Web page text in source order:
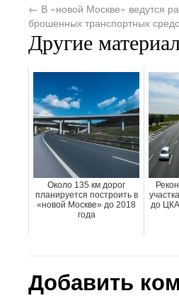
← В «новой Москве» ведутся
брошенных транспортных
Другие
Около 135 км дорог
планируется построить в
«новой Москве» до 2018
года
до
Добавить